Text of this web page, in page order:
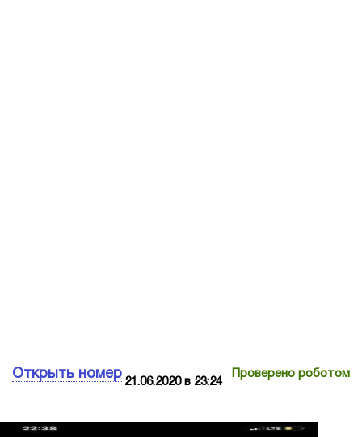
Открыть номер Проверено роботом
21.06.2020 в 23:24